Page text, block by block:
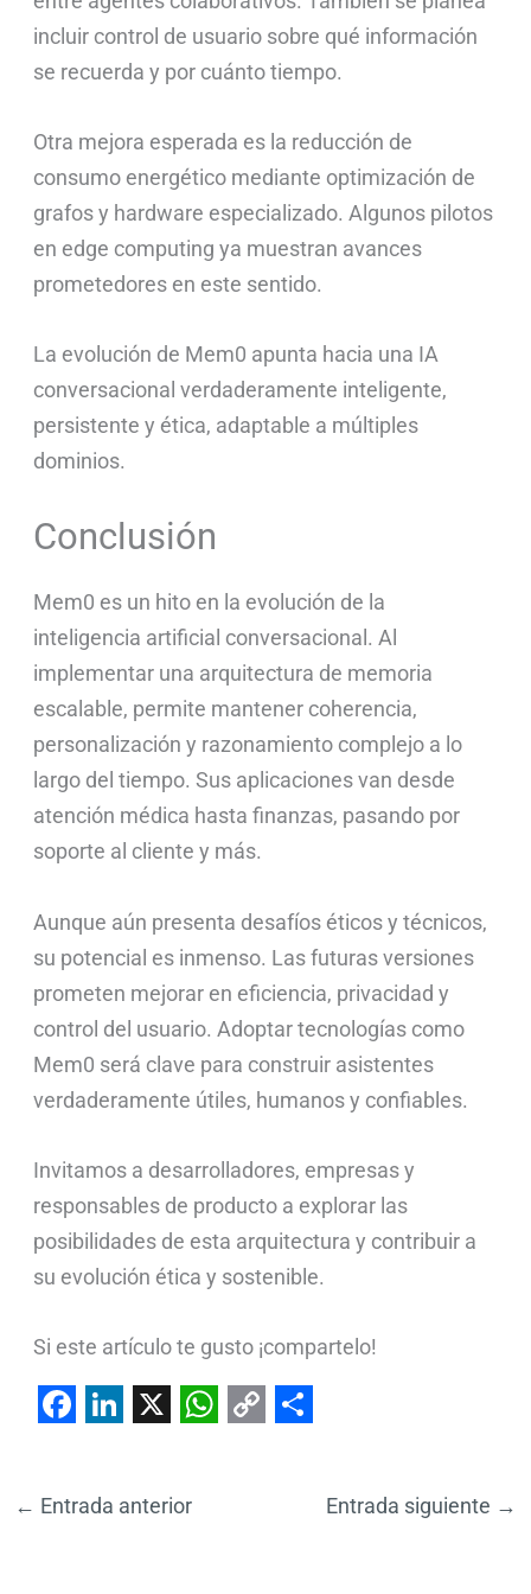
incluir control de usuario sobre qué información
se recuerda y por cuánto tiempo.
Otra mejora esperada es la reducción de
consumo energético mediante optimización de
grafos y hardware especializado. Algunos pilotos
en edge computing ya muestran avances
prometedores en este sentido.
La evolución de Mem0 apunta hacia una IA
conversacional verdaderamente inteligente,
persistente y ética, adaptable a múltiples
dominios.
Conclusión
Mem0 es un hito en la evolución de la
inteligencia artificial conversacional. Al
implementar una arquitectura de memoria
escalable, permite mantener coherencia,
personalización y razonamiento complejo a lo
largo del tiempo. Sus aplicaciones van desde
atención médica hasta finanzas, pasando por
soporte al cliente y más.
Aunque aún presenta desafíos éticos y técnicos,
su potencial es inmenso. Las futuras versiones
prometen mejorar en eficiencia, privacidad y
control del usuario. Adoptar tecnologías como
Mem0 será clave para construir asistentes
verdaderamente útiles, humanos y confiables.
Invitamos a desarrolladores, empresas y
responsables de producto a explorar las
posibilidades de esta arquitectura y contribuir a
su evolución ética y sostenible.
Si este artículo te gusto ¡compartelo!
c
n
a
← Entrada anterior Entrada siguiente →